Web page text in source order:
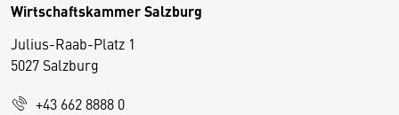
Wirtschaftskammer Salzburg
Julius-Raab-Platz 1
5027 Salzburg
+43 662 8888 0
D